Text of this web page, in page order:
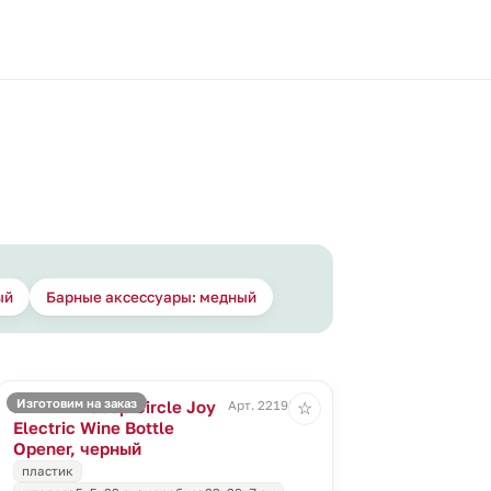
Барные аксессуары: медный
Изготовим на заказ
Винный набор Circle Joy
Electric Wine Bottle
Opener, черный
Арт. 22198.30
пластик
☆